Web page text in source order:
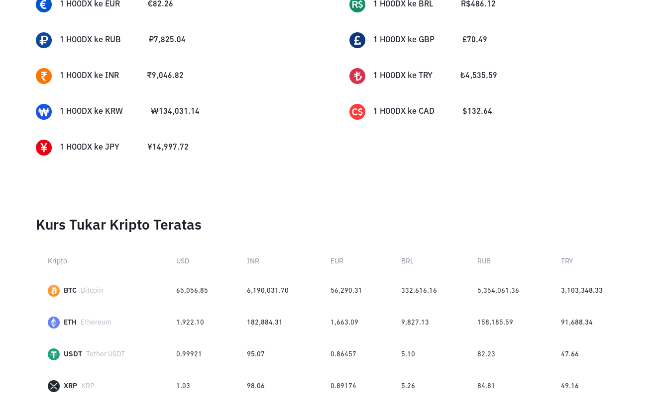
1 HOODX ke EUR €82.26 1 HOODX ke BRL R$486.12
1 HOODX ke RUB ₽7,825.04 1 HOODX ke GBP £70.49
1 HOODX ke INR ₹9,046.82 1 HOODX ke TRY ₺4,535.59
1 HOODX ke KRW ₩134,031.14 1 HOODX ke CAD $132.64
1 HOODX ke JPY ¥14,997.72
Kurs Tukar Kripto Teratas
Kripto USD INR EUR BRL RUB TRY
BTC Bitcoin 65,056.85 6,190,031.70 56,290.31 332,616.16 5,354,061.36 3,103,348.33
ETH Ethereum 1,922.10 182,884.31 1,663.09 9,827.13 158,185.59 91,688.34
USDT Tether USDT 0.99921 95.07 0.86457 5.10 82.23 47.66
XRP XRP 1.03 98.06 0.89174 5.26 84.81 49.16